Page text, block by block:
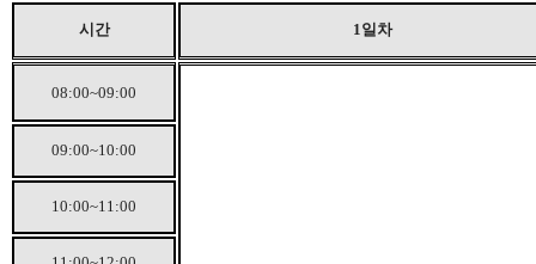
시간 1일차
08:00~09:00
09:00~10:00
10:00~11:00